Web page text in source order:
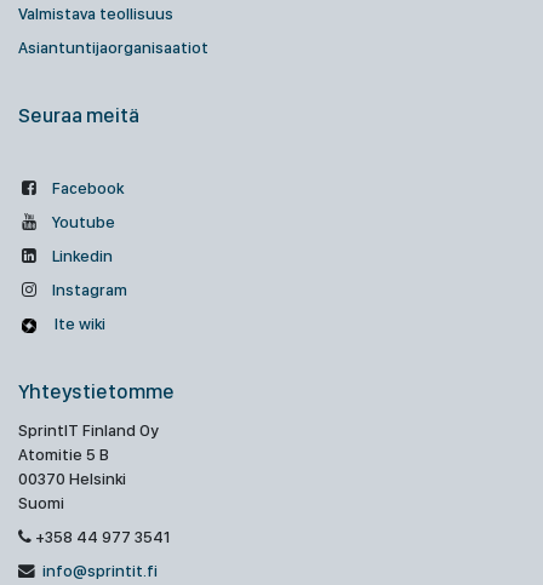
Valmistava teollisuus
Asiantuntijaorganisaatiot
Seuraa meitä
Facebook
Youtube
Linkedin
Instagram
Ite wiki
Yhteystietomme
SprintIT Finland Oy
Atomitie 5 B
00370 Helsinki
Suomi
+358 44 977 3541
info@sprintit.fi